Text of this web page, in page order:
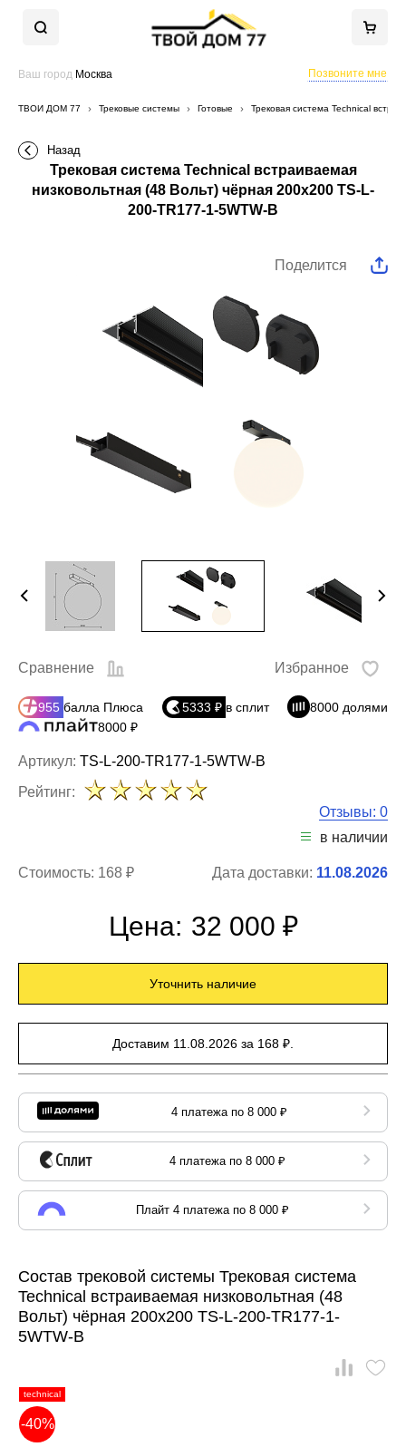
Ваш город Москва Позвоните мне
ТВОЙ ДОМ 77 Трековые системы Готовые Трековая система Technical
Назад
Трековая система Technical встраиваемая
низковольтная (48 Вольт) чёрная 200x200 TS-L-
200-TR177-1-5WTW-B
Поделится
Артикул: TS-L-200-TR177-1-5WTW-B
Сравнение Избранное
955 балла Плюса 5333 ₽ в сплит
8000 долями
8000 ₽
Рейтинг:
Отзывы: 0
в наличии
Стоимость: 168 ₽ Дата доставки: 11.08.2026
Цена: 32 000 ₽
Уточнить наличие
Доставим 11.08.2026 за 168 ₽.
4 платежа по 8 000 ₽
4 платежа по 8 000 ₽
Плайт 4 платежа по 8 000 ₽
Состав трековой системы Трековая система
Technical встраиваемая низковольтная (48
Вольт) чёрная 200x200 TS-L-200-TR177-1-
5WTW-B
technical
-40%